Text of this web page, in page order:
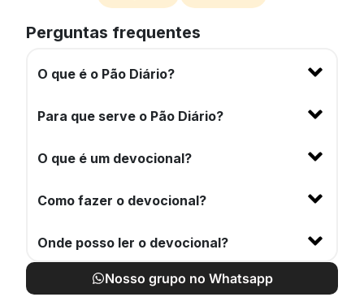
Perguntas frequentes
O que é o Pão Diário?
Para que serve o Pão Diário?
O que é um devocional?
Como fazer o devocional?
Onde posso ler o devocional?
Nosso grupo no Whatsapp